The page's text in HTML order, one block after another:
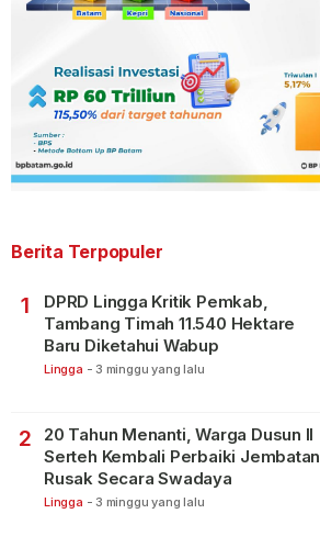
Berita Terpopuler
1
DPRD Lingga Kritik Pemkab,
Tambang Timah 11.540 Hektare
Baru Diketahui Wabup
Lingga - 3 minggu yang lalu
2
20 Tahun Menanti, Warga Dusun II
Serteh Kembali Perbaiki Jembatan
Rusak Secara Swadaya
Lingga - 3 minggu yang lalu